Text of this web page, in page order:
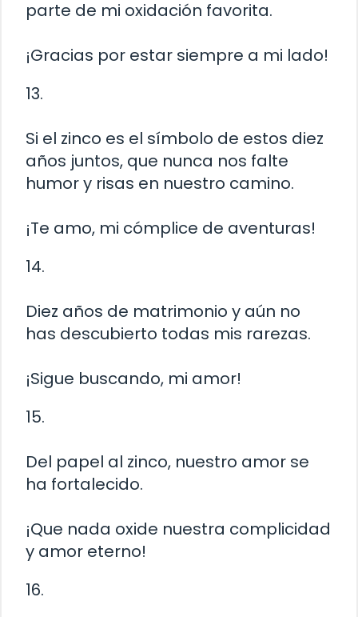
parte de mi oxidación favorita.
¡Gracias por estar siempre a mi lado!
13.
Si el zinco es el símbolo de estos diez
años juntos, que nunca nos falte
humor y risas en nuestro camino.
¡Te amo, mi cómplice de aventuras!
14.
Diez años de matrimonio y aún no
has descubierto todas mis rarezas.
¡Sigue buscando, mi amor!
15.
Del papel al zinco, nuestro amor se
ha fortalecido.
¡Que nada oxide nuestra complicidad
y amor eterno!
16.